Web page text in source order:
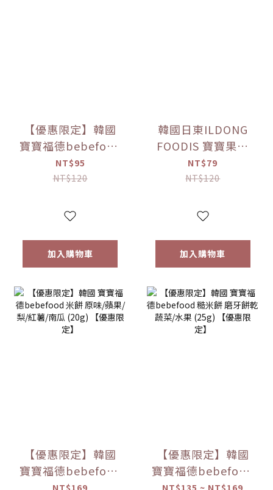
【優惠限定】韓國
寶寶福德bebefood
接骨木莓果汁
(80ml)
NT$95
NT$120
加入購物車
韓國日東ILDONG
FOODIS 寶寶果汁
桔梗梨/蘋果黑棗
(100ml) 【優惠限
NT$79
NT$120
加入購物車
【優惠限定】韓國
寶寶福德bebefood
米餅 原味/蘋果/梨/
NT$169
【優惠限定】韓國
寶寶福德bebefood
糙米餅 磨牙餅乾 蔬
NT$135 ~ NT$169